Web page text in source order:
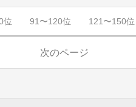
位 91〜120位 121〜150位
次のページ